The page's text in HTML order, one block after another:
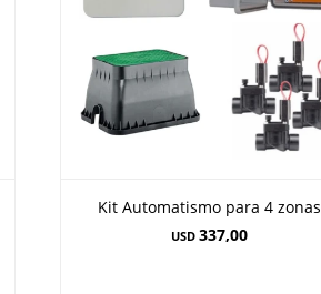
Kit Automatismo para 4 zonas
USD 337,00